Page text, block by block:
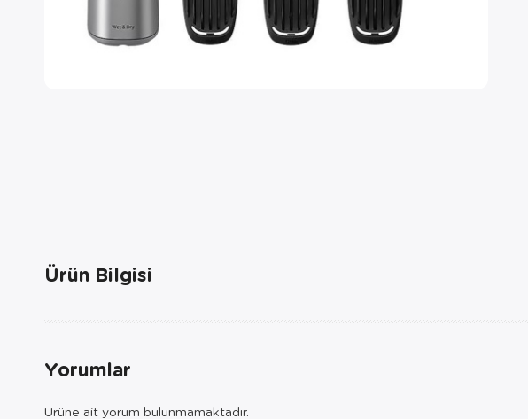
Ürün Bilgisi
Yorumlar
Ürüne ait yorum bulunmamaktadır.